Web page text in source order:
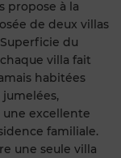
propose à la
de deux villas
du
villa fait
habitées
excellente
familiale.
une seule villa